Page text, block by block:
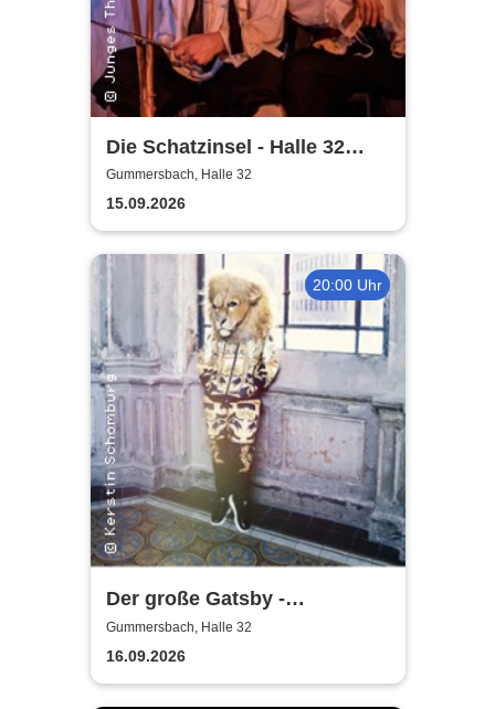
Die Schatzinsel - Halle 32
Gummersbach
Gummersbach, Halle 32
15.09.2026
20:00 Uhr
Der große Gatsby -
Rheinisches Landestheater
Neuss
Gummersbach, Halle 32
16.09.2026